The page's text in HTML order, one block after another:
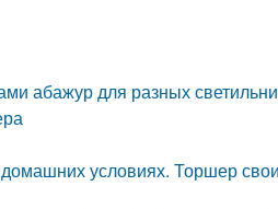
абажур для разных
условиях. Торшер